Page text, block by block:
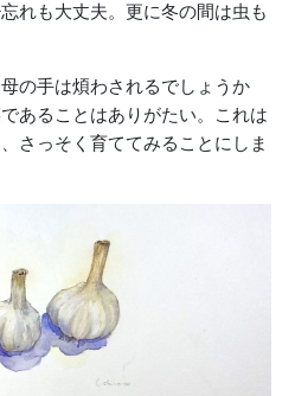
れも大丈夫。更に冬の間は虫も
の手は煩わされるでしょうか
あることはありがたい。これは
さっそく育ててみることにしま